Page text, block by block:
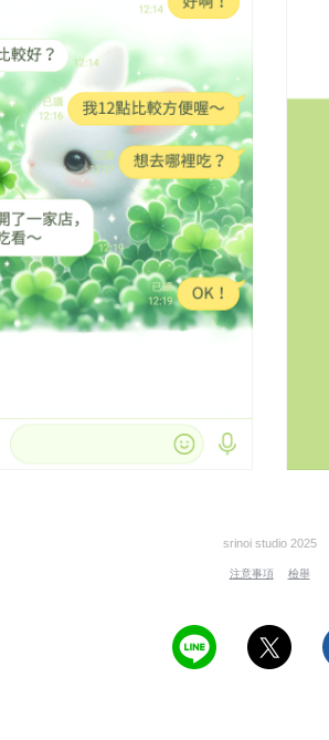
srinoi studio 2025
注意事項 檢舉